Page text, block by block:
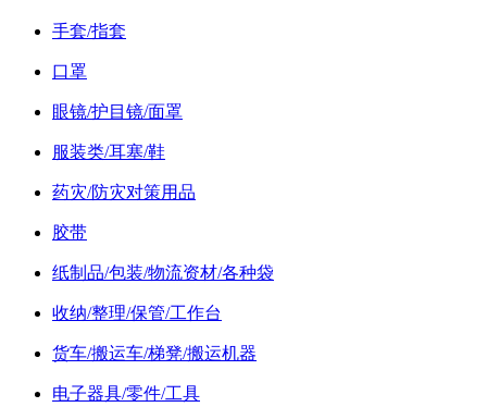
手套/指套
口罩
眼镜/护目镜/面罩
服装类/耳塞/鞋
药灾/防灾对策用品
胶带
纸制品/包装/物流资材/各种袋
收纳/整理/保管/工作台
货车/搬运车/梯凳/搬运机器
电子器具/零件/工具